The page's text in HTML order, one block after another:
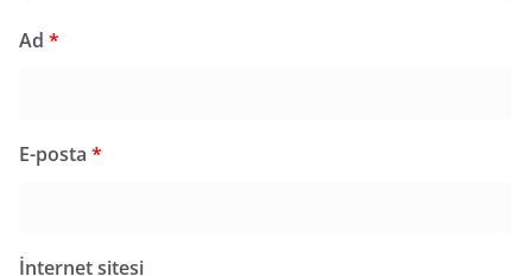
Ad *
E-posta *
İnternet sitesi